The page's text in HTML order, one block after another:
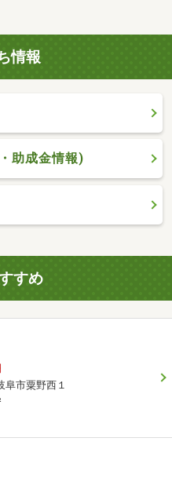
情報
助成金情報)
すめ
阜市粟野西１